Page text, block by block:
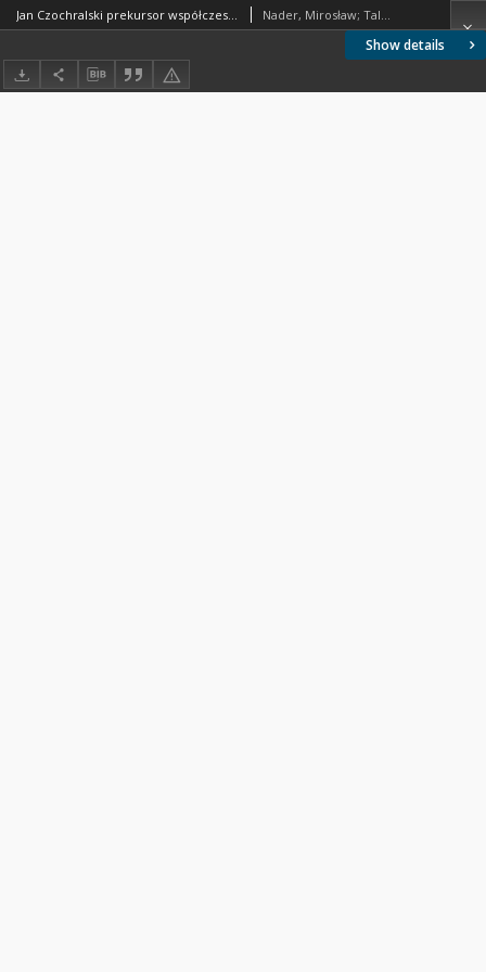
Show details
Jan Czochralski prekursor współczesnej elektroniki. Stulecie odkrycia metody krystalizacji Nader, Mirosław; Talik, Ewa; Pajączkowska, Anna